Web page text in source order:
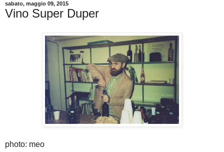
sabato, maggio 09, 2015
Vino Super Duper
photo: meo